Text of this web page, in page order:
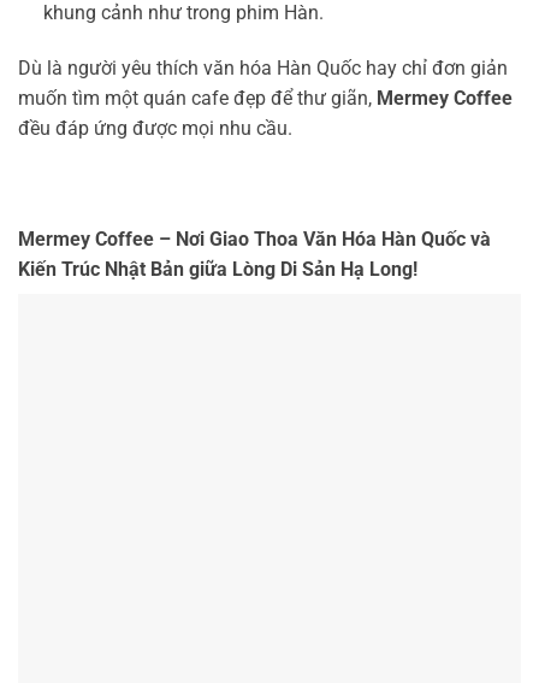
khung cảnh như trong phim Hàn.
Dù là người yêu thích văn hóa Hàn Quốc hay chỉ đơn giản
muốn tìm một quán cafe đẹp để thư giãn, Mermey Coffee
đều đáp ứng được mọi nhu cầu.
Mermey Coffee – Nơi Giao Thoa Văn Hóa Hàn Quốc và
Kiến Trúc Nhật Bản giữa Lòng Di Sản Hạ Long!